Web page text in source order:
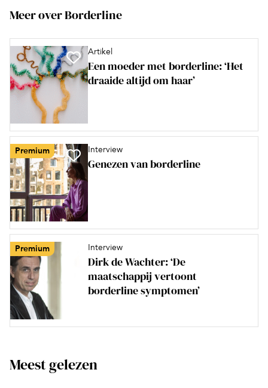
Meer over Borderline
Artikel
Een moeder met borderline: ‘Het
draaide altijd om haar’
Premium Interview
Genezen van borderline
Premium Interview
Dirk de Wachter: ‘De
maatschappij vertoont
borderline symptomen’
Meest gelezen